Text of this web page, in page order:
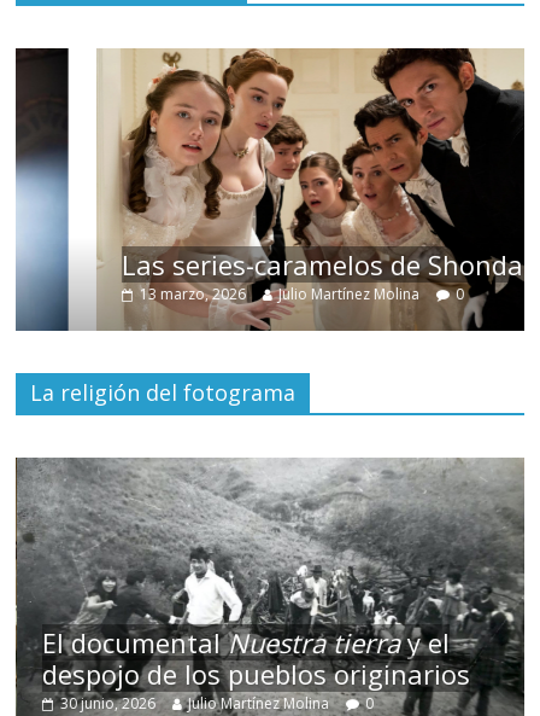
Las series-caramelos de Shondaland
13 marzo, 2026 Julio Martínez Molina 0
La religión del fotograma
El documentalNuestra tierray el
despojo de los pueblos originarios
30 junio, 2026 Julio Martínez Molina 0